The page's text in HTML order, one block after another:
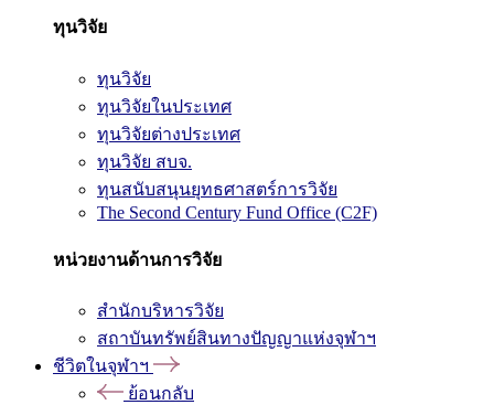
ทุนวิจัย
ทุนวิจัย
ทุนวิจัยในประเทศ
ทุนวิจัยต่างประเทศ
ทุนวิจัย สบจ.
ทุนสนับสนุนยุทธศาสตร์การวิจัย
The Second Century Fund Office (C2F)
หน่วยงานด้านการวิจัย
สำนักบริหารวิจัย
สถาบันทรัพย์สินทางปัญญาแห่งจุฬาฯ
ชีวิตในจุฬาฯ
ย้อนกลับ